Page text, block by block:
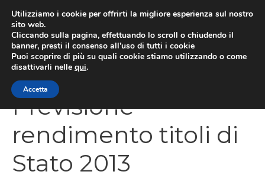
contenuto
Previsione
rendimento titoli di
Stato 2013
Utilizziamo i cookie per offrirti la migliore esperienza sul nostro
sito web.
Cliccando sulla pagina, effettuando lo scroll o chiudendo il
banner, presti il consenso all’uso di tutti i cookie
Puoi scoprire di più su quali cookie stiamo utilizzando o come
disattivarli nelle qui.
Accetta